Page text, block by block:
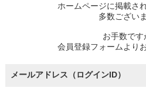
ホームページに掲載さ
多数ござい
お手数です
会員登録フォームより
メールアドレス（ログインID）